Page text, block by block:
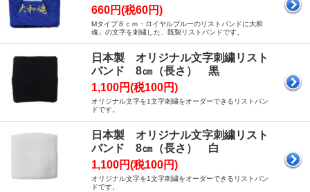
660円(税60円)
Mタイプ８ｃｍ・ロイヤルブルーのリストバンドに大和
魂」の文字を刺繍した、既製リストバンドです。
日本製 オリジナル文字刺繍リスト
バンド 8㎝（長さ） 黒
1,100円(税100円)
オリジナル文字を1文字刺繍をオーダーできるリストバン
ドです。
日本製 オリジナル文字刺繍リスト
バンド 8㎝（長さ） 白
1,100円(税100円)
オリジナル文字を1文字刺繍をオーダーできるリストバン
ドです。